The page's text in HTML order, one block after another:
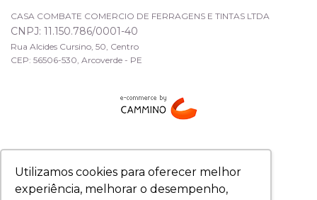
Utilizamos cookies para oferecer melhor
experiência, melhorar o desempenho,
CASA COMBATE COMERCIO DE FERRAGENS E TINTAS LTDA
CNPJ: 11.150.786/0001-40
Rua Alcides Cursino, 50, Centro
CEP: 56506-530, Arcoverde - PE